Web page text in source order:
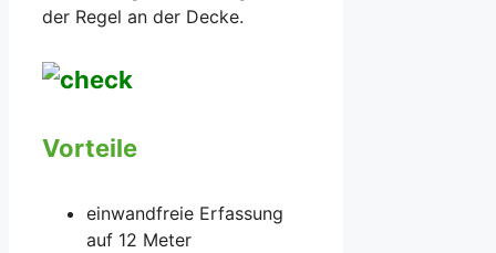
der Regel an der Decke.
Vorteile
einwandfreie Erfassung
auf 12 Meter